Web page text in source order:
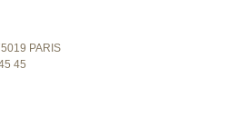
PARIS
45